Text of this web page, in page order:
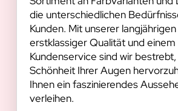
die unterschiedlichen
Kunden. Mit unserer
erstklassiger Qualität und
Kundenservice sind wir
Schönheit Ihrer Augen
Ihnen ein faszinierendes
verleihen.